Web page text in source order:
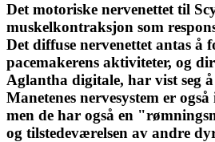
Det motoriske nervenettet til
muskelkontraksjon som
Det diffuse nervenettet antas
pacemakerens aktiviteter, og
Aglantha digitale, har vist seg
Manetenes nervesystem er
men de har også en
og tilstedeværelsen av andre